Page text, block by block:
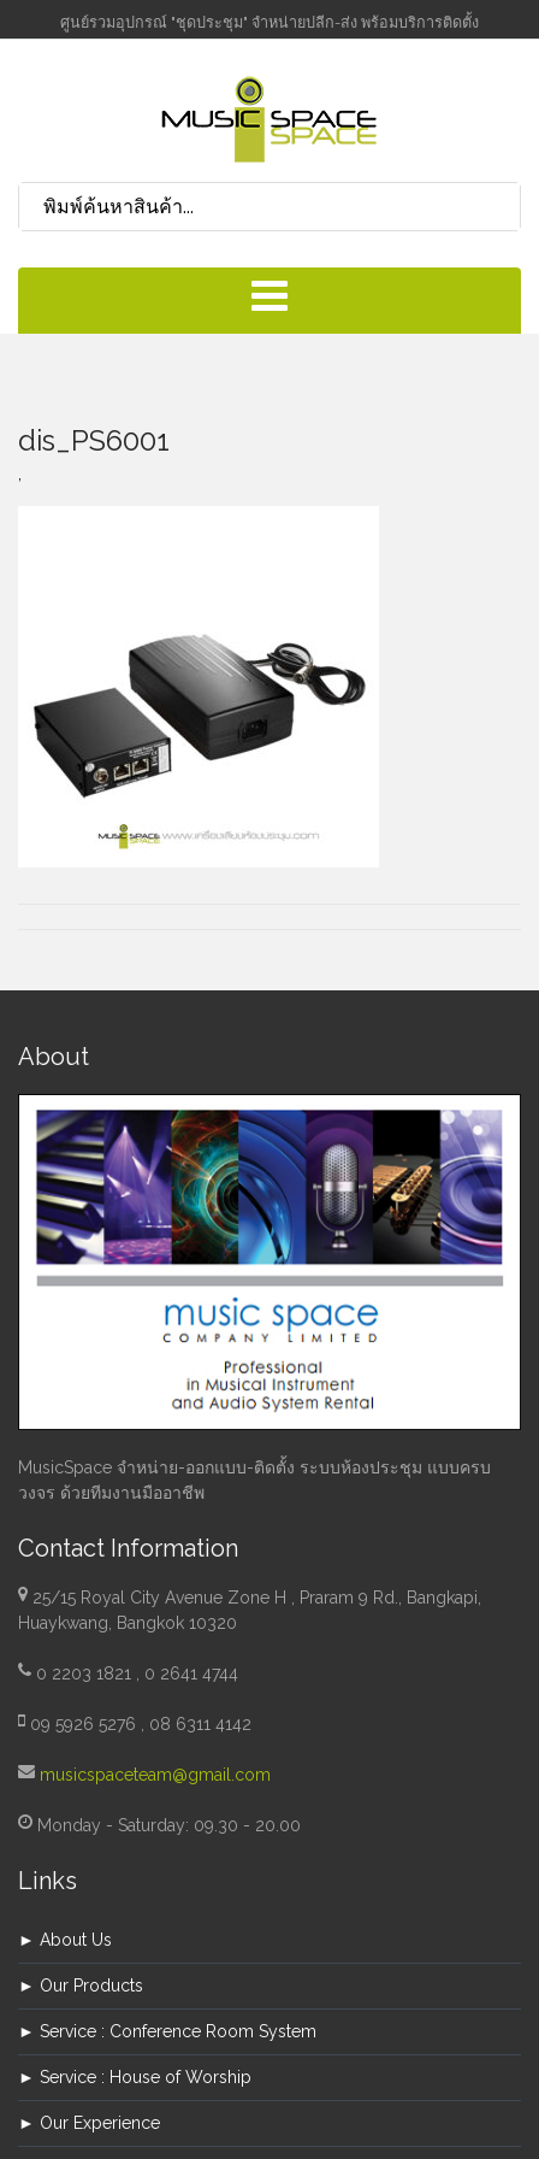
ศูนย์รวมอุปกรณ์ "ชุดประชุม" จำหน่ายปลีก-ส่ง พร้อมบริการติดตั้ง
dis_PS6001
About
MusicSpace จำหน่าย-ออกแบบ-ติดตั้ง ระบบห้องประชุม แบบครบ
วงจร ด้วยทีมงานมืออาชีพ
Contact Information
25/15 Royal City Avenue Zone H , Praram 9 Rd., Bangkapi,
Huaykwang, Bangkok 10320
0 2203 1821 , 0 2641 4744
09 5926 5276 , 08 6311 4142
musicspaceteam@gmail.com
Monday - Saturday: 09.30 - 20.00
Links
► About Us
► Our Products
► Service : Conference Room System
► Service : House of Worship
► Our Experience